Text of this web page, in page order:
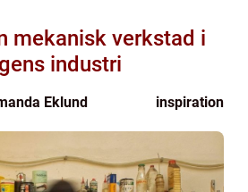
mekanisk verkstad i
industri
Eklund inspiration